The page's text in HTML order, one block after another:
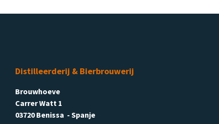
Distilleerderij & Bierbrouwerij
Brouwhoeve
Carrer Watt 1
03720 Benissa - Spanje